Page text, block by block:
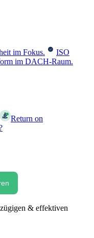
im Fokus.
ISO
im DACH-Raum.
Return on
& effektiven